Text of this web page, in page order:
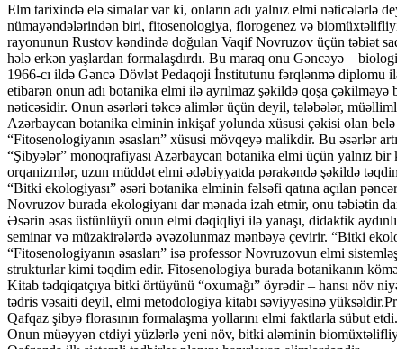
Elm tarixində elə simalar var ki, onların adı yalnız elmi
nümayəndələrindən biri, fitosenologiya, florogenez və
rayonunun Rustov kəndində doğulan Vaqif Novruzov üçün təbiət
hələ erkən yaşlardan formalaşdırdı. Bu maraq onu Gəncəyə –
1966-cı ildə Gəncə Dövlət Pedaqoji İnstitutunu fərqlənmə
etibarən onun adı botanika elmi ilə ayrılmaz şəkildə qoşa
nəticəsidir. Onun əsərləri təkcə alimlər üçün deyil, tələbələr,
Azərbaycan botanika elminin inkişaf yolunda xüsusi çəkisi olan
“Fitosenologiyanın əsasları” xüsusi mövqeyə malikdir. Bu əsərlər
“Şibyələr” monoqrafiyası Azərbaycan botanika elmi üçün yalnız bir
orqanizmlər, uzun müddət elmi ədəbiyyatda pərakəndə şəkildə
“Bitki ekologiyası” əsəri botanika elminin fəlsəfi qatına açılan
Novruzov burada ekologiyanı dar mənada izah etmir, onu təbiətin
Əsərin əsas üstünlüyü onun elmi dəqiqliyi ilə yanaşı, didaktik
seminar və müzakirələrdə əvəzolunmaz mənbəyə çevirir. “Bitki
“Fitosenologiyanın əsasları” isə professor Novruzovun elmi
strukturlar kimi təqdim edir. Fitosenologiya burada botanikanın
Kitab tədqiqatçıya bitki örtüyünü “oxumağı” öyrədir – hansı növ
tədris vəsaiti deyil, elmi metodologiya kitabı səviyyəsinə
Qafqaz şibyə florasının formalaşma yollarını elmi faktlarla sübut
Onun müəyyən etdiyi yüzlərlə yeni növ, bitki aləminin